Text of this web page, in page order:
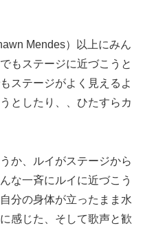
Mendes）以上にみん
もステージに近づこうと
ステージがよく見えるよ
としたり、、ひたすらカ
か、ルイがステージから
な一斉にルイに近づこう
分の身体が立ったまま水
感じた、そして歌声と歓